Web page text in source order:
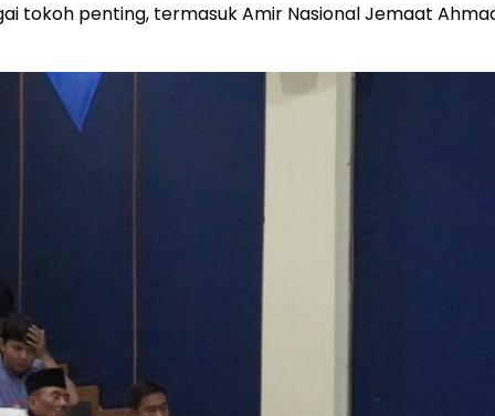
tokoh penting, termasuk Amir Nasional Jemaat